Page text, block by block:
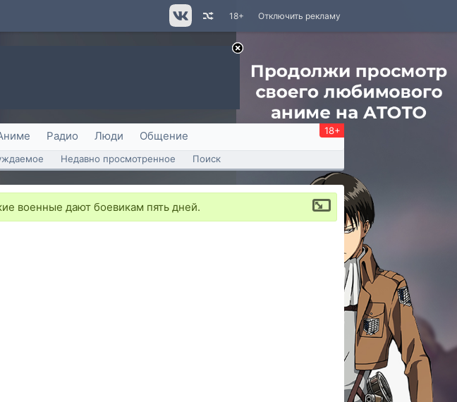
Отключить рекламу
18+
Радио Люди Общение 18+
Недавно просмотренное Поиск
военные дают боевикам пять дней.